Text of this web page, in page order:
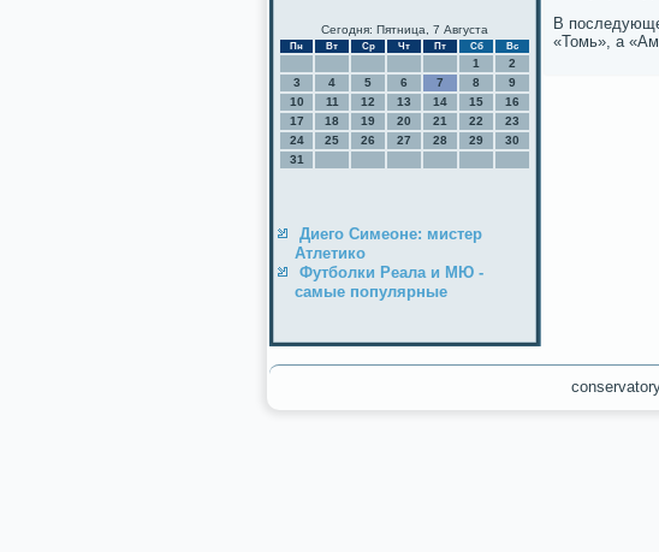
Сегодня: Пятница, 7 Августа
Пн Вт Ср Чт Пт Сб Вс
1
2
3
4 5 6 7 8
9
10
11 12 13 14 15
16
17
18 19 20 21 22
23
24
25 26 27 28 29
30
31
Диего Симеоне: мистер
Атлетико
Футболки Реала и МЮ -
самые популярные
В
«Томь», а